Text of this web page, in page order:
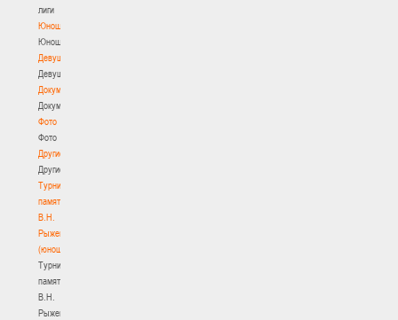
лиги
Юноши
Юноши
Девушки
Девушки
Документы
Документы
Фото
Фото
Другие
Другие
Турнир
памяти
В.Н.
Рыженкова
(юноши)
Турнир
памяти
В.Н.
Рыженкова